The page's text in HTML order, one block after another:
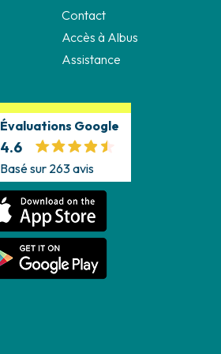
Contact
Accès à Albus
Assistance
Évaluations Google
4.6
Basé sur 263 avis